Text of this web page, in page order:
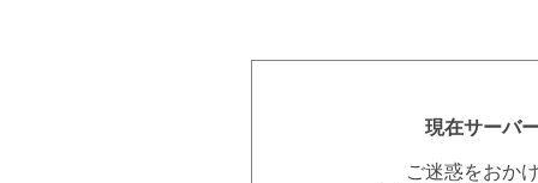
現在サーバ
ご迷惑をおか